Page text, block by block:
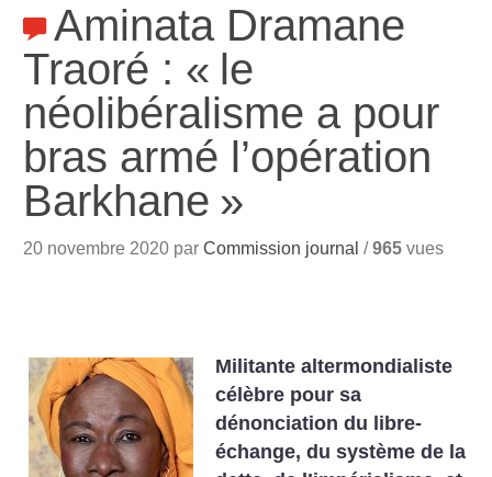
Aminata Dramane
Traoré : « le
néolibéralisme a pour
bras armé l’opération
Barkhane »
20 novembre 2020 parCommission journal /965 vues
Militante altermondialiste
célèbre pour sa
dénonciation du libre-
échange, du système de la